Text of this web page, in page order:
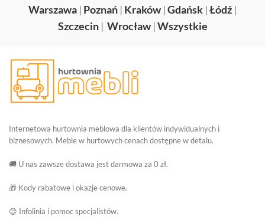
Warszawa | Poznań | Kraków |Gdańsk |Łódź |
Szczecin | Wrocław |Wszystkie
Internetowa hurtownia meblowa dla klientów indywidualnych i
biznesowych. Meble w hurtowych cenach dostępne w detalu.
🚚 U nas zawsze dostawa jest darmowa za 0 zł.
🎁 Kody rabatowe i okazje cenowe.
😊 Infolinia i pomoc specjalistów.